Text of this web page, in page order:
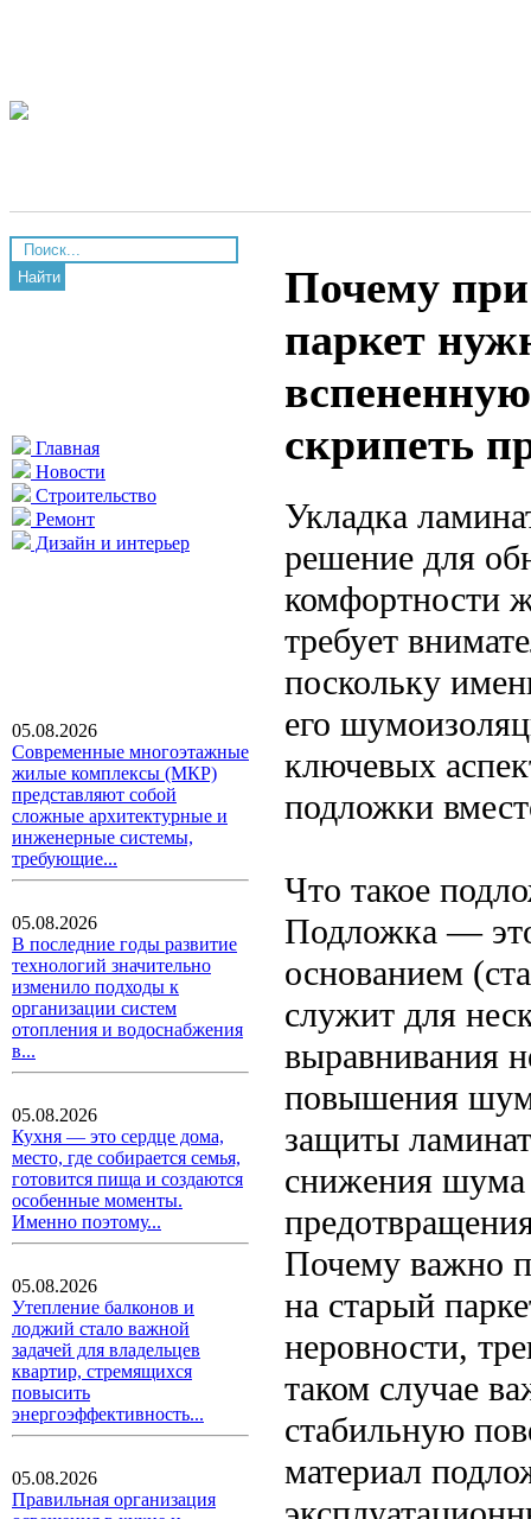
Найти
Главная
Новости
Строительство
Ремонт
Дизайн и интерьер
05.08.2026
Современные многоэтажные
жилые комплексы (МКР)
представляют собой
сложные архитектурные и
инженерные системы,
требующие...
05.08.2026
В последние годы развитие
технологий значительно
изменило подходы к
организации систем
отопления и водоснабжения
в...
05.08.2026
Кухня — это сердце дома,
место, где собирается семья,
готовится пища и создаются
особенные моменты.
Именно поэтому...
05.08.2026
Утепление балконов и
лоджий стало важной
задачей для владельцев
квартир, стремящихся
повысить
энергоэффективность...
05.08.2026
Правильная организация
Почему
паркет
скрипеть
Укладка
решение для
комфортности
требует
поскольку
его
ключевых
подложки
Что такое
Подложка —
основанием
служит для
выравнивания
повышения
защиты
снижения шума
Почему важно
на старый
неровности,
таком случае
стабильную
материал